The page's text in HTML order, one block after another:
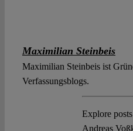
Maximilian Steinbeis
Maximilian Steinbeis ist
Verfassungsblogs.
Explore
Andreas